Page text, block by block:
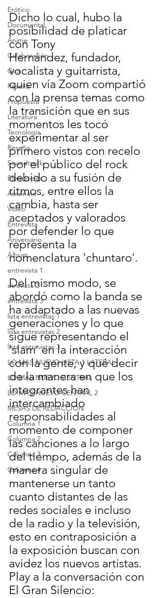
Erótico
Documental
Anime
Colaboración
Gira
Reseña
Propuesta
Literatura
Tecnología
Reseña
Soundtrack
Efemérides
Asesinato
Video
Entrevista
Aniversario
Álbum
entrevista 1
etrevista 2
entrevista 3
lista entrevistas 1
lista entrevistas 2
lista entrevistas 3
LO MAS NUEVO LISTA 1 LATERAL
LO MAS NUEVO CENTRAL
LO MAS NUEVO CENTRAL 2
MESAS DE REDACCION
Columna 1
Columna 2
Columna 3
Columna 4
Dicho lo cual, hubo la
posibilidad de platicar
con Tony
Hernández, fundador,
vocalista y guitarrista,
quien vía Zoom compartió
con la prensa temas como
la transición que en sus
momentos les tocó
experimentar al ser
primero vistos con recelo
por el público del rock
debido a su fusión de
ritmos, entre ellos la
cambia, hasta ser
aceptados y valorados
por defender lo que
representa la
nomenclatura 'chuntaro'.
Del mismo modo, se
abordó como la banda se
ha adaptado a las nuevas
generaciones y lo que
sigue representando el
'slam' en la interacción
con la gente, y qué decir
de la manera en que los
integrantes han
intercambiado
responsabilidades al
momento de componer
las canciones a lo largo
del tiempo, además de la
manera singular de
mantenerse un tanto
cuanto distantes de las
redes sociales e incluso
de la radio y la televisión,
esto en contraposición a
la exposición buscan con
avidez los nuevos artistas.
Play a la conversación con
El Gran Silencio: